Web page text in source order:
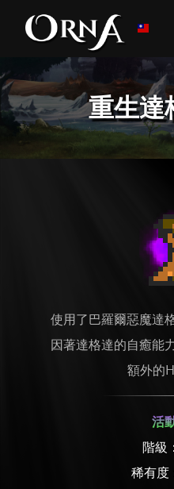
重生達
使用了巴羅爾惡魔達
因著達格達的自癒能
額外的
活
階級
稀有度